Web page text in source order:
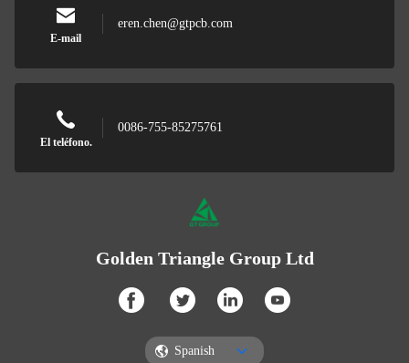
E-mail
eren.chen@gtpcb.com
El teléfono.
0086-755-85275761
Golden Triangle Group Ltd
Spanish